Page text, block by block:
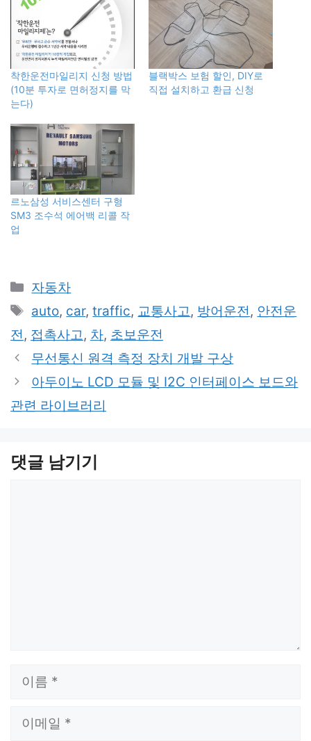
착한운전마일리지 신청 방법
(10분 투자로 면허정지를 막
는다)
블랙박스 보험 할인, DIY로
직접 설치하고 환급 신청
르노삼성 서비스센터 구형
SM3 조수석 에어백 리콜 작
업
카
테
리
자동차
태
그
auto, car,traffic, 교통사고, 방어운전 , 안전운
전 , 접촉사고, 차, 초보운전
무선통신 원격 측정 장치 개발 구상
아두이노 LCD 모듈 및 I2C 인터페이스 보드와
관련 라이브러리
댓글 남기기